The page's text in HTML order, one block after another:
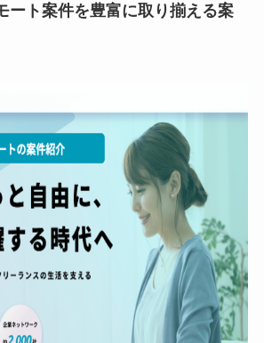
ート案件を豊富に取り揃える案